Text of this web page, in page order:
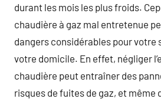
durant les mois les plus froids.
chaudière à gaz mal entretenue
dangers considérables pour votre
votre domicile. En effet, négliger
chaudière peut entraîner des
risques de fuites de gaz, et même